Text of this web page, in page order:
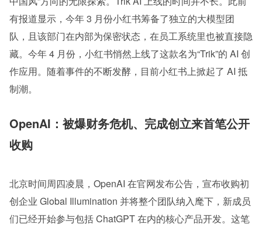
有报道显示，今年 3 月份小红书筹备了独立的大模型团
队，且该部门在内部为保密状态，在员工系统里也被直接隐
藏。今年 4 月份，小红书悄然上线了这款名为“Trik”的 AI 创
作应用。随着事件的不断发酵，目前小红书上掀起了 AI 抵
制潮。
OpenAI：被爆财务危机、完成创立来首笔公开
收购
北京时间周四凌晨，OpenAI 在官网发布公告，宣布收购初
创企业 Global Illumination 并将整个团队纳入麾下，新成员
们已经开始参与包括 ChatGPT 在内的核心产品开发。这笔